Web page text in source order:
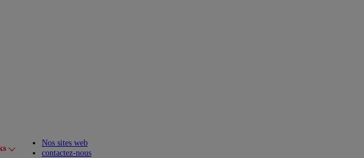
Toggle submenu
Nos sites web
contactez-nous